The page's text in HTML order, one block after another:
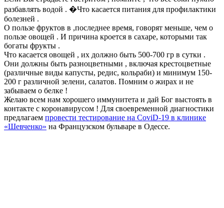
разбавлять водой . �Что касается питания для профилактики
болезней .
О пользе фруктов в ,последнее время, говорят меньше, чем о
пользе овощей . И причина кроется в сахаре, которыми так
богаты фрукты .
Что касается овощей , их должно быть 500-700 гр в сутки .
Они должны быть разноцветными , включая крестоцветные
(различные виды капусты, редис, кольраби) и минимум 150-
200 г различной зелени, салатов. Помним о жирах и не
забываем о белке !
Желаю всем нам хорошего иммунитета и дай Бог выстоять в
контакте с коронавирусом ! Для своевременной диагностики
предлагаем провести тестирование на CoviD-19 в клинике
«Шевченко» на Французском бульваре в Одессе.